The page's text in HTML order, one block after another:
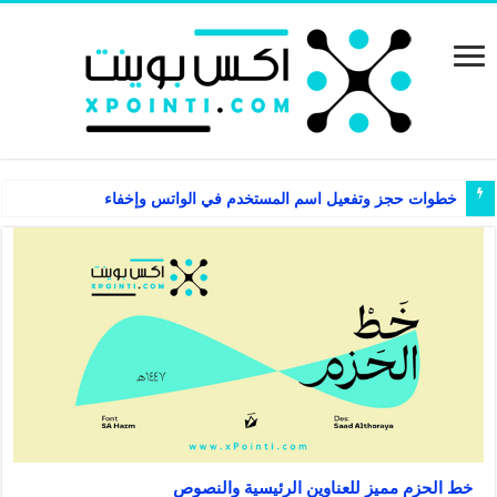
خطوات حجز وتفعيل اسم المستخدم في الواتس وإخفاء رقم الجوال
خط الحزم مميز للعناوين الرئيسية والنصوص